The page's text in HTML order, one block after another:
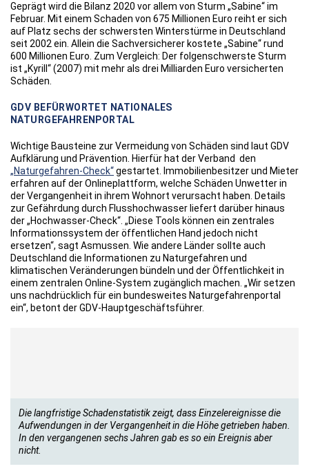
Geprägt wird die Bilanz 2020 vor allem von Sturm „Sabine“ im
Februar. Mit einem Schaden von 675 Millionen Euro reiht er sich
auf Platz sechs der schwersten Winterstürme in Deutschland
seit 2002 ein. Allein die Sachversicherer kostete „Sabine“ rund
600 Millionen Euro. Zum Vergleich: Der folgenschwerste Sturm
ist „Kyrill“ (2007) mit mehr als drei Milliarden Euro versicherten
Schäden.
GDV BEFÜRWORTET NATIONALES
NATURGEFAHRENPORTAL
Wichtige Bausteine zur Vermeidung von Schäden sind laut GDV
Aufklärung und Prävention. Hierfür hat der Verband den
„Naturgefahren-Check“gestartet. Immobilienbesitzer und Mieter
erfahren auf der Onlineplattform, welche Schäden Unwetter in
der Vergangenheit in ihrem Wohnort verursacht haben. Details
zur Gefährdung durch Flusshochwasser liefert darüber hinaus
der „Hochwasser-Check“. „Diese Tools können ein zentrales
Informationssystem der öffentlichen Hand jedoch nicht
ersetzen“, sagt Asmussen. Wie andere Länder sollte auch
Deutschland die Informationen zu Naturgefahren und
klimatischen Veränderungen bündeln und der Öffentlichkeit in
einem zentralen Online-System zugänglich machen. „Wir setzen
uns nachdrücklich für ein bundesweites Naturgefahrenportal
ein“, betont der GDV-Hauptgeschäftsführer.
Die langfristige Schadenstatistik zeigt, dass Einzelereignisse die
Aufwendungen in der Vergangenheit in die Höhe getrieben haben.
In den vergangenen sechs Jahren gab es so ein Ereignis aber
nicht.